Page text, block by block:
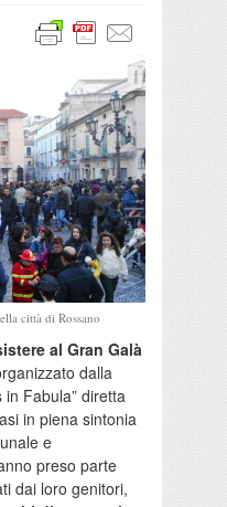
città di Rossano
al Gran Galà
dalla
Fabula” diretta
in piena sintonia
e
preso parte
dai loro genitori,